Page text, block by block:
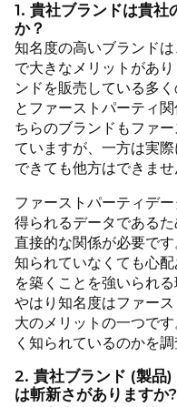
1. 貴社ブランドは貴社
か？
知名度の高いブランド
で大きなメリットがあ
ンドを販売している多
とファーストパーティ
ちらのブランドもファ
ていますが、一方は実
できても他方はできませ
ファーストパーティデ
得られるデータである
直接的な関係が必要で
知られていなくても心
を築くことを強いられ
やはり知名度はファー
大のメリットの一つで
く知られているのかを調
2. 貴社ブランド (製品)
は斬新さがありますか?